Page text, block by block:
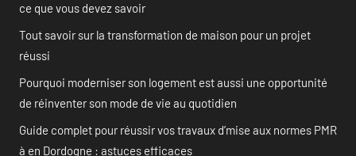
ce que vous devez savoir
Tout savoir sur la transformation de maison pour un projet
réussi
Pourquoi moderniser son logement est aussi une opportunité
de réinventer son mode de vie au quotidien
Guide complet pour réussir vos travaux d’mise aux normes PMR
à en Dordogne : astuces efficaces